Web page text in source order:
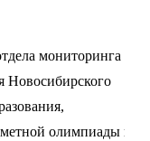
мониторинга и
Новосибирского
олимпиады по